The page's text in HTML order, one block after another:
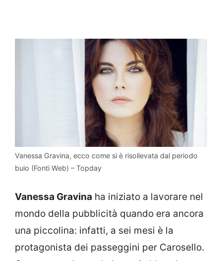
Vanessa Gravina, ecco come si è risollevata dal periodo
buio (Fonti Web) – Topday
Vanessa Gravina ha iniziato a lavorare nel
mondo della pubblicità quando era ancora
una piccolina: infatti, a sei mesi è la
protagonista dei passeggini per Carosello.